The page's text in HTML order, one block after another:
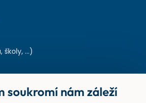
...)
zkratek v odpadech
soukromí nám záleží